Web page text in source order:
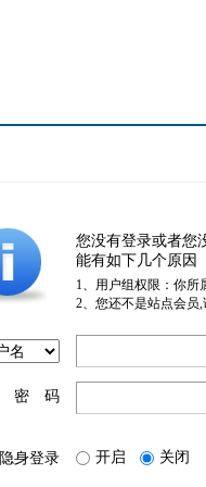
您没有登录或者您
能有如下几个原因
1、用户组权限：你所
2、您还不是站点会员
密 码
隐身登录 开启 关闭